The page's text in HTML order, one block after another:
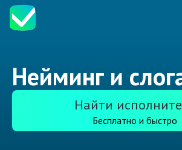
Нейминг и
Найти
Бесплатно и быстро